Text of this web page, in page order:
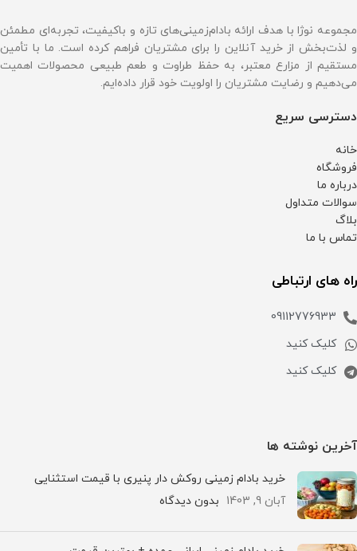
مجموعه نوژا با هدف ارائه بادام‌زمینی‌های تازه و باکیفیت، تجربه‌ای مطمئن
و لذت‌بخش از خرید آنلاین را برای مشتریان فراهم کرده است. ما با تأمین
مستقیم از مزارع معتبر، به حفظ طراوت و طعم طبیعی محصولات اهمیت
می‌دهیم و رضایت مشتریان را اولویت خود قرار داده‌ایم.
دسترسی سریع
خانه
فروشگاه
درباره ما
سوالات متداول
بلاگ
تماس با ما
راه های ارتباطی
09112776933
کلیک کنید
کلیک کنید
آخرین نوشته ها
خرید بادام زمینی روکش دار پنیری با قیمت استثنایی
آبان 9, 1403
بدون دیدگاه